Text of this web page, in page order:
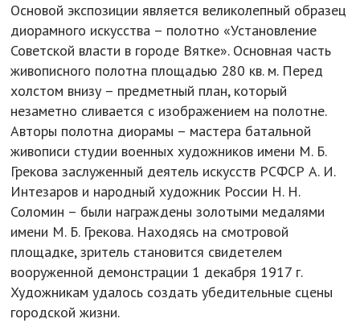
Основой экспозиции является великолепный образец
диорамного искусства – полотно «Установление
Советской власти в городе Вятке». Основная часть
живописного полотна площадью 280 кв. м. Перед
холстом внизу – предметный план, который
незаметно сливается с изображением на полотне.
Авторы полотна диорамы – мастера батальной
живописи студии военных художников имени М. Б.
Грекова заслуженный деятель искусств РСФСР А. И.
Интезаров и народный художник России Н. Н.
Соломин – были награждены золотыми медалями
имени М. Б. Грекова. Находясь на смотровой
площадке, зритель становится свидетелем
вооруженной демонстрации 1 декабря 1917 г.
Художникам удалось создать убедительные сцены
городской жизни.